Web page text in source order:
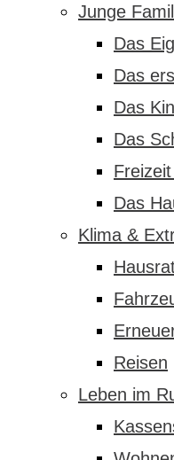
Junge
Das
Das
Das
Das
Das
Klima &
Reisen
Leben im